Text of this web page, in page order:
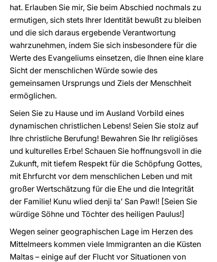
hat. Erlauben Sie mir, Sie beim Abschied nochmals zu
ermutigen, sich stets Ihrer Identität bewußt zu bleiben
und die sich daraus ergebende Verantwortung
wahrzunehmen, indem Sie sich insbesondere für die
Werte des Evangeliums einsetzen, die Ihnen eine klare
Sicht der menschlichen Würde sowie des
gemeinsamen Ursprungs und Ziels der Menschheit
ermöglichen.
Seien Sie zu Hause und im Ausland Vorbild eines
dynamischen christlichen Lebens! Seien Sie stolz auf
Ihre christliche Berufung! Bewahren Sie Ihr religiöses
und kulturelles Erbe! Schauen Sie hoffnungsvoll in die
Zukunft, mit tiefem Respekt für die Schöpfung Gottes,
mit Ehrfurcht vor dem menschlichen Leben und mit
großer Wertschätzung für die Ehe und die Integrität
der Familie! Kunu wlied denji ta’ San Pawl! [Seien Sie
würdige Söhne und Töchter des heiligen Paulus!]
Wegen seiner geographischen Lage im Herzen des
Mittelmeers kommen viele Immigranten an die Küsten
Maltas – einige auf der Flucht vor Situationen von